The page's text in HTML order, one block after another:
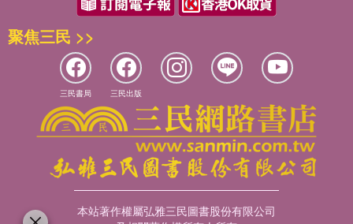
聚焦三民 >>
三民書局 三民出版
本站著作權屬弘雅三民圖書股份有限公司